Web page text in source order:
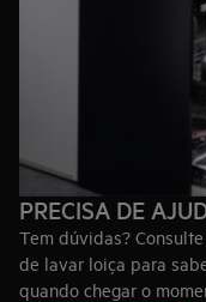
PRECISA DE
Tem dúvidas?
de lavar loiça para
quando chegar o